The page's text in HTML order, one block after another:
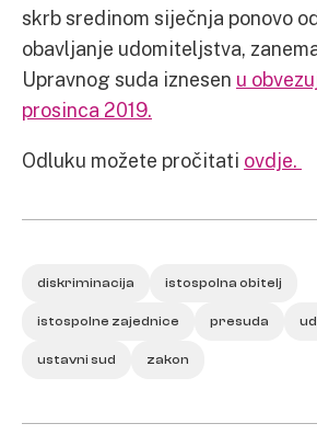
skrb sredinom siječnja ponovo
obavljanje udomiteljstva,
Upravnog suda iznesen u
prosinca 2019.
Odluku možete pročitati ovdje.
diskriminacija istospolna obitelj
istospolne zajednice presuda
ustavni sud zakon